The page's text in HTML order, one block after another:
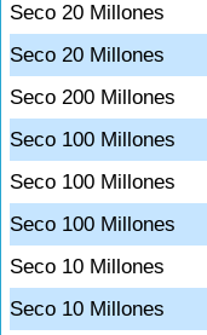
Seco 20 Millones
Seco 20 Millones
Seco 200 Millones
Seco 100 Millones
Seco 100 Millones
Seco 100 Millones
Seco 10 Millones
Seco 10 Millones